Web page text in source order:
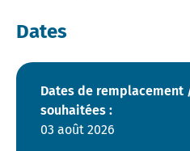
Dates
Dates de
souhaitées :
03 août 2026